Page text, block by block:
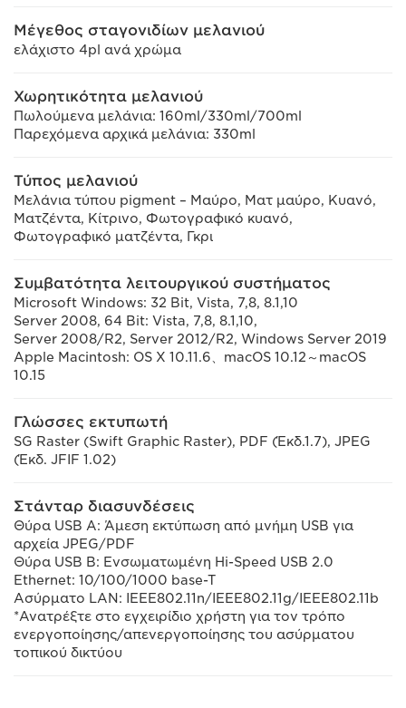
Μέγεθος σταγονιδίων μελανιού
ελάχιστο 4pl ανά χρώμα
Χωρητικότητα μελανιού
Πωλούμενα μελάνια: 160ml/330ml/700ml
Παρεχόμενα αρχικά μελάνια: 330ml
Τύπος μελανιού
Μελάνια τύπου pigment – Μαύρο, Ματ μαύρο, Κυανό,
Ματζέντα, Κίτρινο, Φωτογραφικό κυανό,
Φωτογραφικό ματζέντα, Γκρι
Συμβατότητα λειτουργικού συστήματος
Microsoft Windows: 32 Bit, Vista, 7,8, 8.1,10
Server 2008, 64 Bit: Vista, 7,8, 8.1,10,
Server 2008/R2, Server 2012/R2, Windows Server 2019
Apple Macintosh: OS X 10.11.6、macOS 10.12～macOS
10.15
Γλώσσες εκτυπωτή
SG Raster (Swift Graphic Raster), PDF (Έκδ.1.7), JPEG
(Έκδ. JFIF 1.02)
Στάνταρ διασυνδέσεις
Θύρα USB A: Άμεση εκτύπωση από μνήμη USB για
αρχεία JPEG/PDF
Θύρα USB B: Ενσωματωμένη Hi-Speed USB 2.0
Ethernet: 10/100/1000 base-T
Ασύρματο LAN: IEEE802.11n/IEEE802.11g/IEEE802.11b
*Ανατρέξτε στο εγχειρίδιο χρήστη για τον τρόπο
ενεργοποίησης/απενεργοποίησης του ασύρματου
τοπικού δικτύου